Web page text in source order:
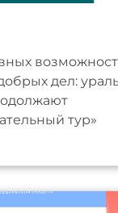
дел:
тур»